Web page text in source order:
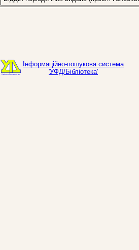
Інформаційно-пошукова система
'УФД/Бібліотека'